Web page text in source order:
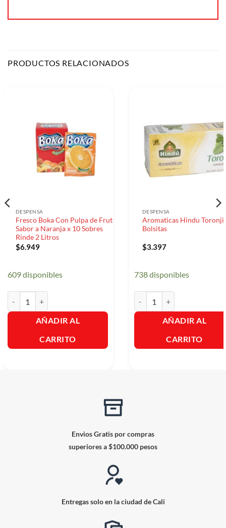
PRODUCTOS RELACIONADOS
DESPENSA
Fresco Boka Con Pulpa de Fruta
Sabor a Naranja x 10 Sobres
Rinde 2 Litros
$6.949
609 disponibles
AÑADIR AL
CARRITO
DESPENSA
Aromaticas Hindu
Bolsitas
$3.397
738 disponibles
AÑADIR AL
CARRITO
Envios Gratis por compras
superiores a $100.000 pesos
Entregas solo en la ciudad de Cali